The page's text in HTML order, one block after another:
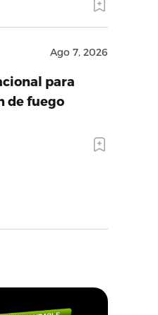
Ago 7, 2026
para
de fuego